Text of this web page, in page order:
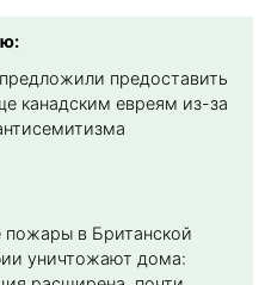
предоставить
канадским евреям из-за
пожары в Британской
уничтожают дома: